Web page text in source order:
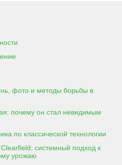
фото и методы борьбы в
почему он стал невидимым
по классической технологии
системный подход к
урожаю